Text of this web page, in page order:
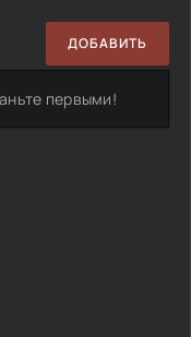
ДОБАВИТЬ
первыми!